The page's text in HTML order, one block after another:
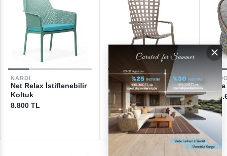
GERİ ÖDEMELER
DESTEK
[email protected]
NARDI
Net Relax İstiflenebilir
Koltuk
8.800 TL
NARDI
Folio İstiflenebilir
Koltuk
12.650 TL
×